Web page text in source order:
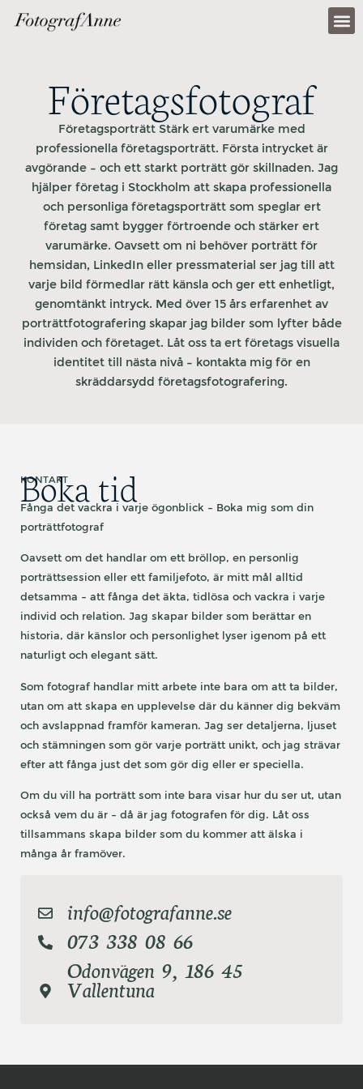
Företagsfotograf
Företagsporträtt Stärk ert varumärke med
professionella företagsporträtt. Första intrycket är
avgörande – och ett starkt porträtt gör skillnaden. Jag
hjälper företag i Stockholm att skapa professionella
och personliga företagsporträtt som speglar ert
företag samt bygger förtroende och stärker ert
varumärke. Oavsett om ni behöver porträtt för
hemsidan, LinkedIn eller pressmaterial ser jag till att
varje bild förmedlar rätt känsla och ger ett enhetligt,
genomtänkt intryck. Med över 15 års erfarenhet av
porträttfotografering skapar jag bilder som lyfter både
individen och företaget. Låt oss ta ert företags visuella
identitet till nästa nivå – kontakta mig för en
skräddarsydd företagsfotografering.
KONTAKT
Boka tid
Fånga det vackra i varje ögonblick – Boka mig som din
porträttfotograf
Oavsett om det handlar om ett bröllop, en personlig
porträttsession eller ett familjefoto, är mitt mål alltid
detsamma – att fånga det äkta, tidlösa och vackra i varje
individ och relation. Jag skapar bilder som berättar en
historia, där känslor och personlighet lyser igenom på ett
naturligt och elegant sätt.
Som fotograf handlar mitt arbete inte bara om att ta bilder,
utan om att skapa en upplevelse där du känner dig bekväm
och avslappnad framför kameran. Jag ser detaljerna, ljuset
och stämningen som gör varje porträtt unikt, och jag strävar
efter att fånga just det som gör dig eller er speciella.
Om du vill ha porträtt som inte bara visar hur du ser ut, utan
också vem du är – då är jag fotografen för dig. Låt oss
tillsammans skapa bilder som du kommer att älska i
många år framöver.
info@fotografanne.se
073 338 08 66
Odonvägen 9, 186 45
Vallentuna